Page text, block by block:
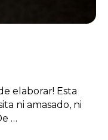
elaborar! Esta
ni amasado, ni
…